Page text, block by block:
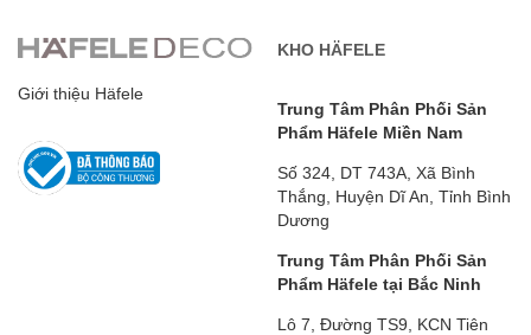
Giới thiệu Häfele
KHO HÄFELE
Trung Tâm Phân Phối Sản
Phẩm Häfele Miền Nam
Số 324, DT 743A, Xã Bình
Thắng, Huyện Dĩ An, Tỉnh Bình
Dương
Trung Tâm Phân Phối Sản
Phẩm Häfele tại Bắc Ninh
Lô 7, Đường TS9, KCN Tiên